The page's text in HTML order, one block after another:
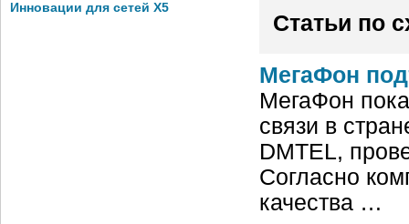
Инновации для сетей X5
Статьи по
МегаФон
МегаФон
связи в
DMTEL,
Согласно
качества …